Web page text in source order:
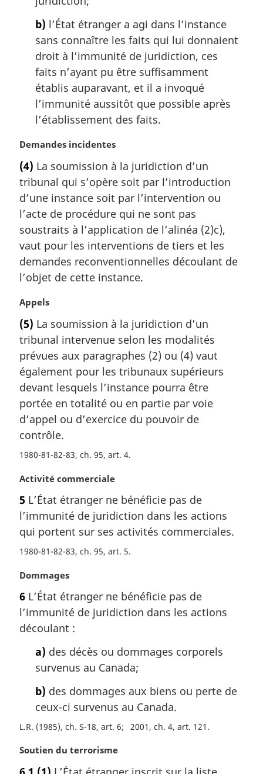
b) l’État étranger a agi dans l’instance
sans connaître les faits qui lui donnaient
droit à l’immunité de juridiction, ces
faits n’ayant pu être suffisamment
établis auparavant, et il a invoqué
l’immunité aussitôt que possible après
l’établissement des faits.
N
t
e
m
a
g
i
n
a
e
Demandes incidentes
(4) La soumission à la juridiction d’un
tribunal qui s’opère soit par l’introduction
d’une instance soit par l’intervention ou
l’acte de procédure qui ne sont pas
soustraits à l’application de l’alinéa (2)c),
vaut pour les interventions de tiers et les
demandes reconventionnelles découlant de
l’objet de cette instance.
N
t
e
m
a
g
i
n
a
e
Appels
(5) La soumission à la juridiction d’un
tribunal intervenue selon les modalités
prévues aux paragraphes (2) ou (4) vaut
également pour les tribunaux supérieurs
devant lesquels l’instance pourra être
portée en totalité ou en partie par voie
d’appel ou d’exercice du pouvoir de
contrôle.
1980-81-82-83, ch. 95, art. 4
N
t
e
m
r
i
n
a
e
Activité commerciale
5 L’État étranger ne bénéficie pas de
l’immunité de juridiction dans les actions
qui portent sur ses activités commerciales.
1980-81-82-83, ch. 95, art. 5
N
t
e
m
e
Dommages
6 L’État étranger ne bénéficie pas de
l’immunité de juridiction dans les actions
découlant :
a) des décès ou dommages corporels
survenus au Canada;
b) des dommages aux biens ou perte de
ceux-ci survenus au Canada.
L.R. (1985), ch. S-18, art. 6 2001, ch. 4, art. 121
N
Soutien du terrorisme